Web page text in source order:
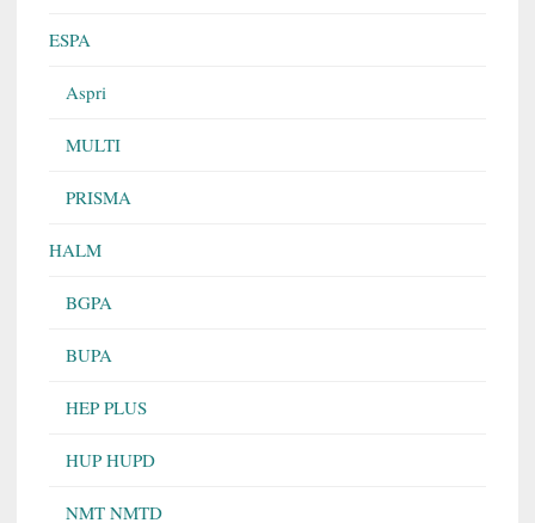
ESPA
Aspri
MULTI
PRISMA
HALM
BGPA
BUPA
HEP PLUS
HUP HUPD
NMT NMTD